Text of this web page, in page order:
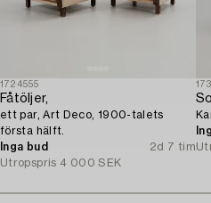
1724555
Fåtöljer,
ett par, Art Deco, 1900-talets
första hälft.
Inga bud
2d 7 tim
Utropspris 4 000 SEK